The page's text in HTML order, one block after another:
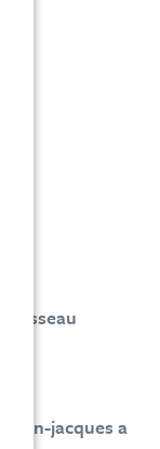
jean-jacques a